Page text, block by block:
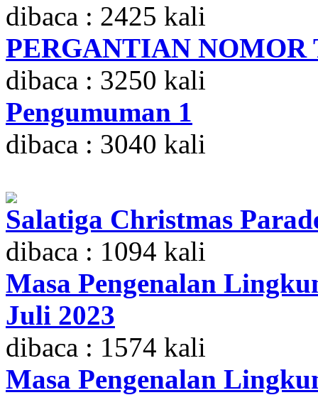
dibaca : 2425 kali
PERGANTIAN NOMOR
dibaca : 3250 kali
Pengumuman 1
dibaca : 3040 kali
Salatiga Christmas
dibaca : 1094 kali
Masa Pengenalan
Juli 2023
dibaca : 1574 kali
Masa Pengenalan